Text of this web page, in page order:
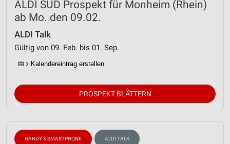
ALDI SÜD Prospekt für Monheim (Rhein)
ab Mo. den 09.02.
ALDI Talk
Gültig von 09. Feb. bis 01. Sep.
📅 Kalendereintrag erstellen
PROSPEKT BLÄTTERN
HANDY & SMARTPHONE ALDI TALK